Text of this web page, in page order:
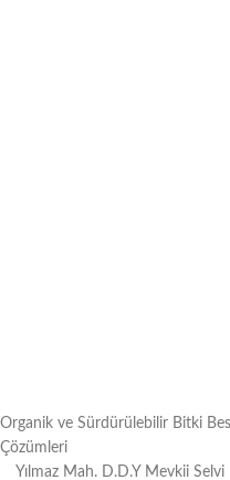
Organik ve Sürdürülebilir Bitki
Çözümleri
Yılmaz Mah. D.D.Y Mevkii